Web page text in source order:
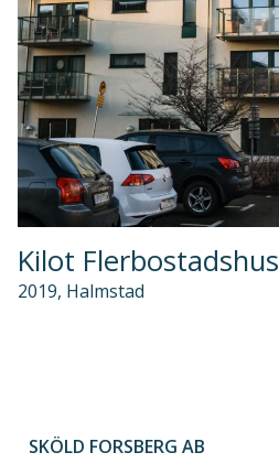
Kilot Flerbostadshus
2019, Halmstad
SKÖLD FORSBERG AB